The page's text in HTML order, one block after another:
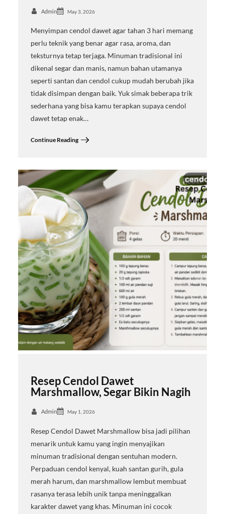
Admin May 3, 2026
Menyimpan cendol dawet agar tahan 3 hari memang
perlu teknik yang benar agar rasa, aroma, dan
teksturnya tetap terjaga. Minuman tradisional ini
dikenal segar dan manis, namun bahan utamanya
seperti santan dan cendol cukup mudah berubah jika
tidak disimpan dengan baik. Yuk simak beberapa trik
sederhana yang bisa kamu terapkan supaya cendol
dawet tetap enak…
Continue Reading
Resep Cendol Dawet
Marshmallow, Segar Bikin Nagih
Admin May 1, 2026
Resep Cendol Dawet Marshmallow bisa jadi pilihan
menarik untuk kamu yang ingin menyajikan
minuman tradisional dengan sentuhan modern.
Perpaduan cendol kenyal, kuah santan gurih, gula
merah harum, dan marshmallow lembut membuat
rasanya terasa lebih unik tanpa meninggalkan
karakter dawet yang khas. Minuman ini cocok